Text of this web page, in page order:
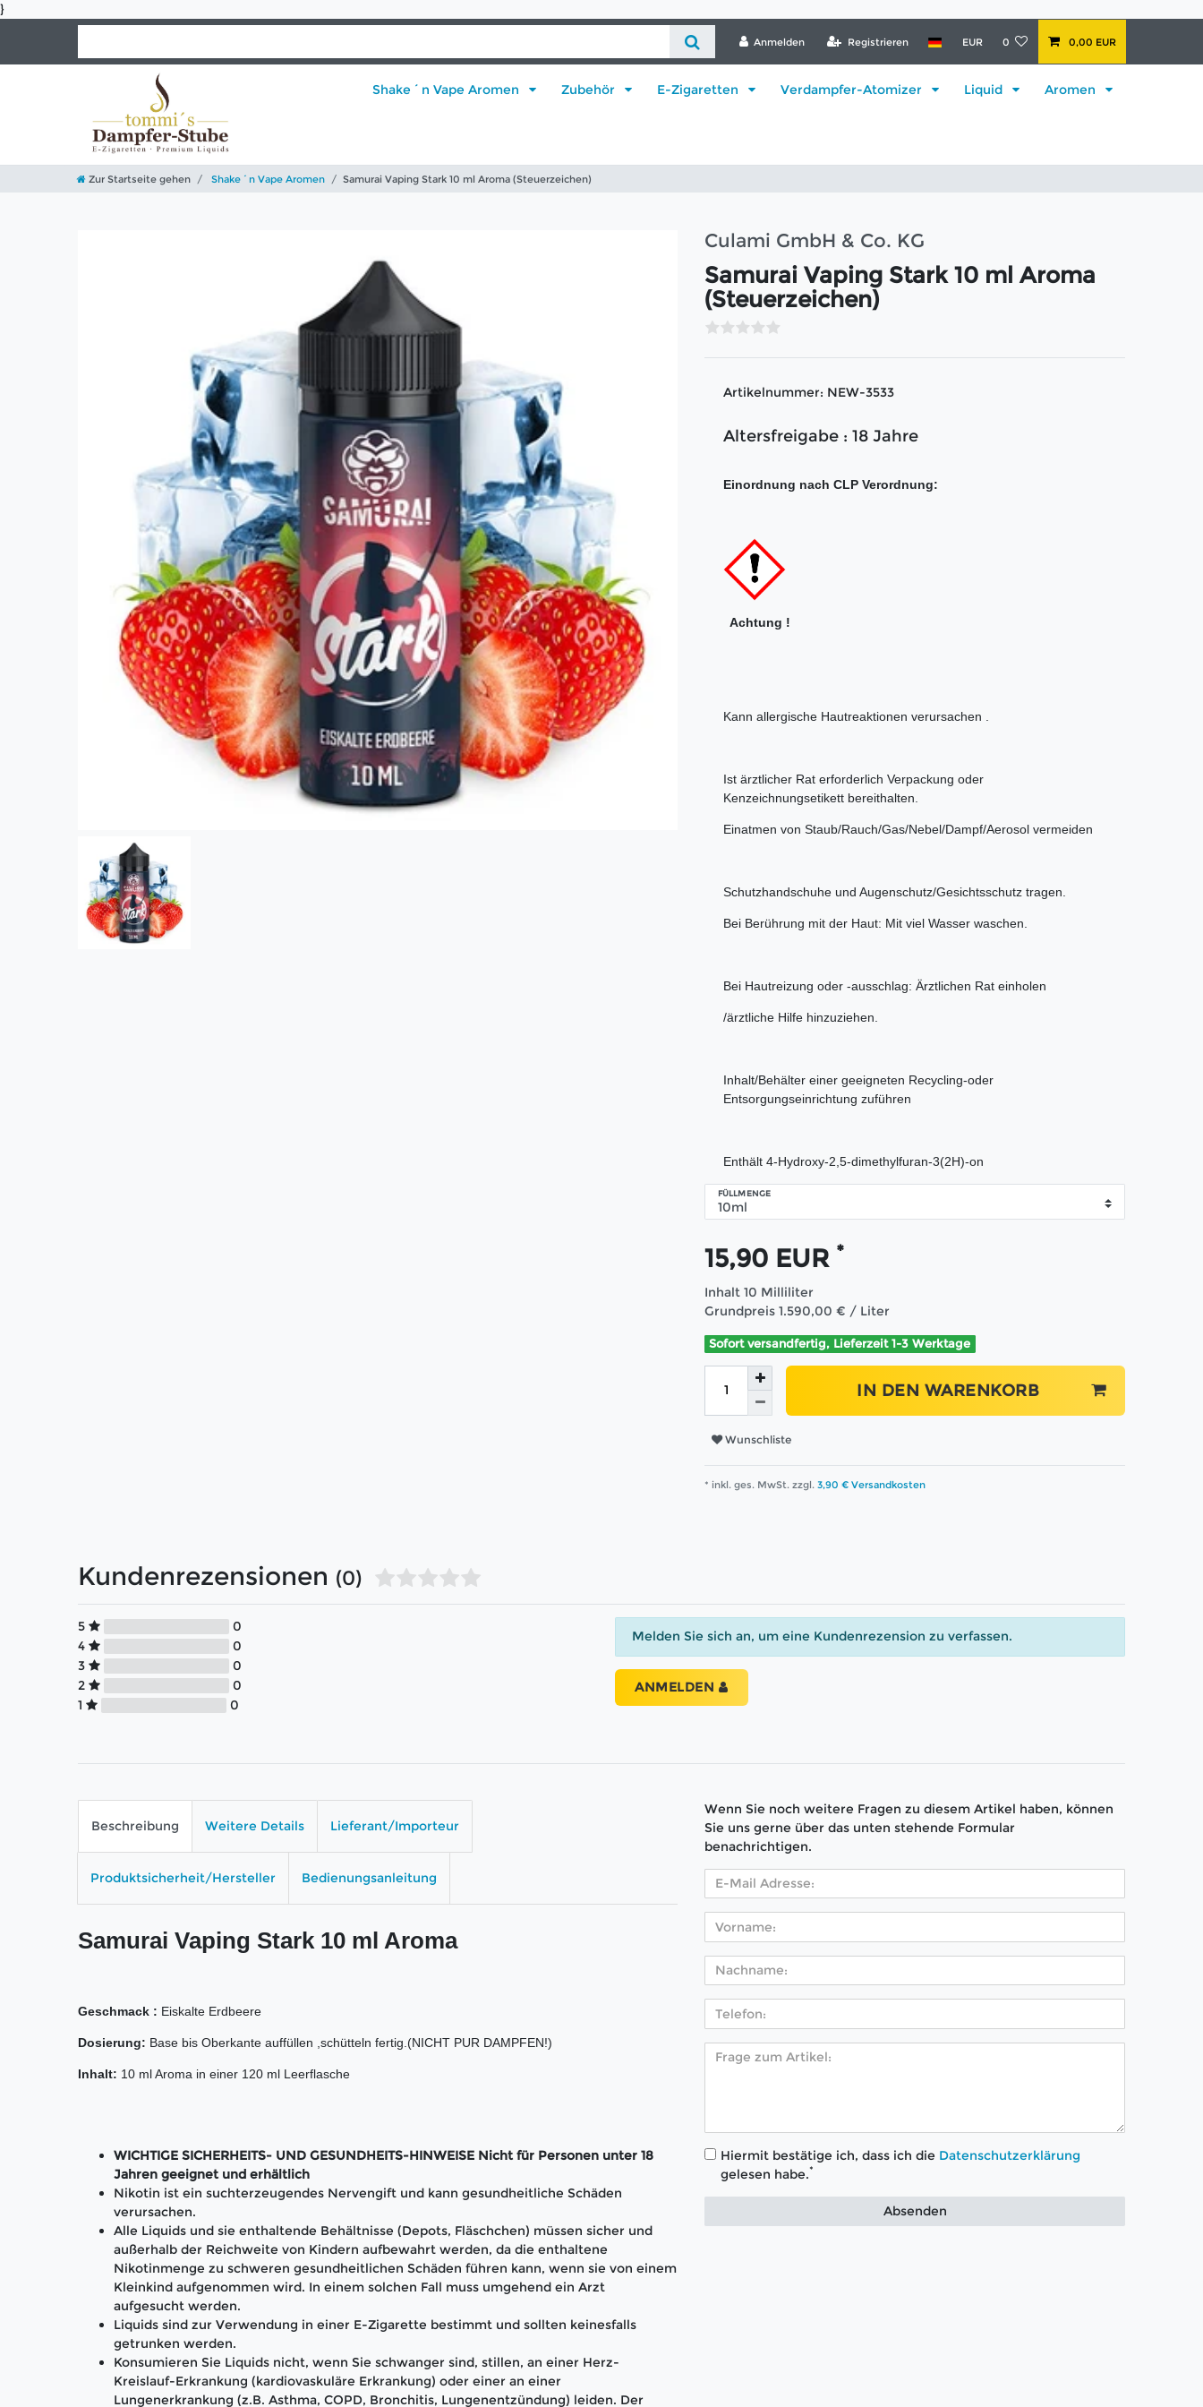
}
Anmelden Registrieren EUR 0 0,00 EUR
Shake´n Vape Aromen Zubehör E-Zigaretten Verdampfer-Atomizer Liquid Aromen
Zur Startseite gehen Shake´n Vape Aromen Samurai Vaping Stark 10 ml Aroma (Steuerzeichen)
Culami GmbH & Co. KG
Samurai Vaping Stark 10 ml Aroma
(Steuerzeichen)
Artikelnummer: NEW-3533
Altersfreigabe : 18 Jahre
Einordnung nach CLP Verordnung:
Achtung !
Kann allergische Hautreaktionen verursachen .
Ist ärztlicher Rat erforderlich Verpackung oder
Kenzeichnungsetikett bereithalten.
Einatmen von Staub/Rauch/Gas/Nebel/Dampf/Aerosol vermeiden
Schutzhandschuhe und Augenschutz/Gesichtsschutz tragen.
Bei Berührung mit der Haut: Mit viel Wasser waschen.
Bei Hautreizung oder -ausschlag: Ärztlichen Rat einholen
/ärztliche Hilfe hinzuziehen.
Inhalt/Behälter einer geeigneten Recycling-oder
Entsorgungseinrichtung zuführen
Enthält 4-Hydroxy-2,5-dimethylfuran-3(2H)-on
FÜLLMENGE
15,90 EUR *
Inhalt 10 Milliliter
Grundpreis 1.590,00 € / Liter
Sofort versandfertig, Lieferzeit 1-3 Werktage
IN DEN WARENKORB
Wunschliste
* inkl. ges. MwSt. zzgl. 3,90 € Versandkosten
Kundenrezensionen (0)
5
0
4
0
3
0
2
0
1
0
Melden Sie sich an, um eine Kundenrezension zu verfassen.
ANMELDEN
Beschreibung Weitere Details Lieferant/Importeur
Produktsicherheit/Hersteller Bedienungsanleitung
Samurai Vaping Stark 10 ml Aroma
Geschmack : Eiskalte Erdbeere
Dosierung: Base bis Oberkante auffüllen ,schütteln fertig.(NICHT PUR DAMPFEN!)
Inhalt: 10 ml Aroma in einer 120 ml Leerflasche
WICHTIGE SICHERHEITS- UND GESUNDHEITS-HINWEISE Nicht für Personen unter 18
Jahren geeignet und erhältlich
Nikotin ist ein suchterzeugendes Nervengift und kann gesundheitliche Schäden
verursachen.
Alle Liquids und sie enthaltende Behältnisse (Depots, Fläschchen) müssen sicher und
außerhalb der Reichweite von Kindern aufbewahrt werden, da die enthaltene
Nikotinmenge zu schweren gesundheitlichen Schäden führen kann, wenn sie von einem
Kleinkind aufgenommen wird. In einem solchen Fall muss umgehend ein Arzt
aufgesucht werden.
Liquids sind zur Verwendung in einer E-Zigarette bestimmt und sollten keinesfalls
getrunken werden.
Konsumieren Sie Liquids nicht, wenn Sie schwanger sind, stillen, an einer Herz-
Kreislauf-Erkrankung (kardiovaskuläre Erkrankung) oder einer an einer
Lungenerkrankung (z.B. Asthma, COPD, Bronchitis, Lungenentzündung) leiden. Der
Wenn Sie noch weitere Fragen zu diesem Artikel haben, können
Sie uns gerne über das unten stehende Formular
benachrichtigen.
Hiermit bestätige ich, dass ich die Daten­schutz­erklärung
gelesen habe.*
Absenden